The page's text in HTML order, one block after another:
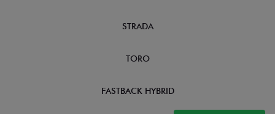
STRADA
TORO
FASTBACK HYBRID